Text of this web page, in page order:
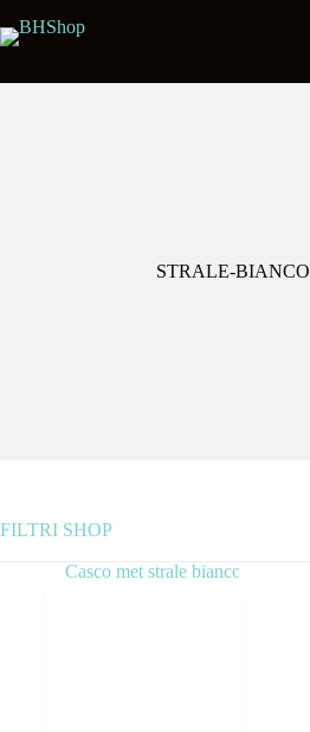
STRALE-BIANCO
FILTRI SHOP